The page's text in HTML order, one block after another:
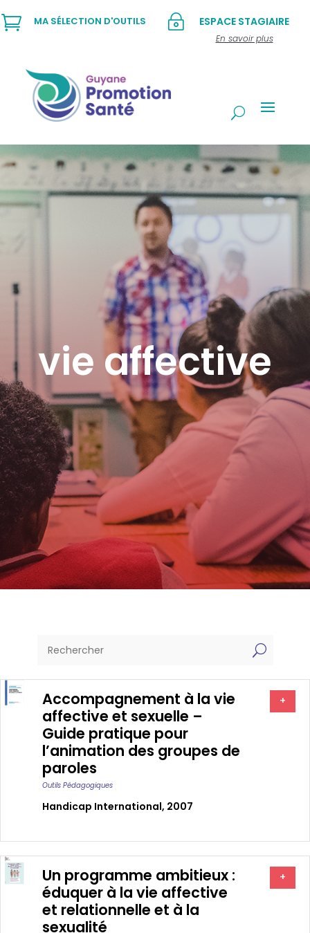
~ ESPACE STAGIAIRE
En savoir plus
 MA SÉLECTION D'OUTILS
vie affective
U
Accompagnement à la vie
affective et sexuelle –
Guide pratique pour
l’animation des groupes de
paroles
Outils Pédagogiques
Handicap International, 2007
+
Un programme ambitieux :
éduquer à la vie affective
et relationnelle et à la
sexualité
+